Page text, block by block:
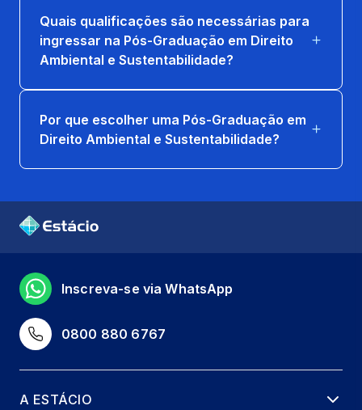
Quais qualificações são necessárias para
ingressar na Pós-Graduação em Direito
Ambiental e Sustentabilidade?
Por que escolher uma Pós-Graduação em
Direito Ambiental e Sustentabilidade?
0800 880 6767
Inscreva-se via WhatsApp
A ESTÁCIO